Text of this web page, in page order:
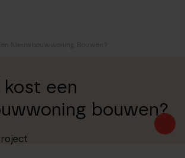
Nieuwbouwwoning Bouwen?
een
bouwen?